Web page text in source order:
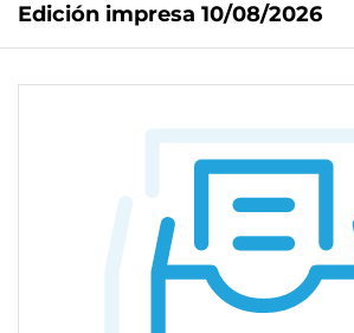
Edición impresa 10/08/2026